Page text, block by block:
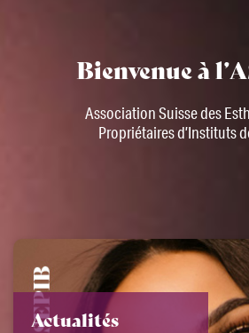
Bienvenue à
Association Suisse des
Propriétaires d’Instituts
Actualités